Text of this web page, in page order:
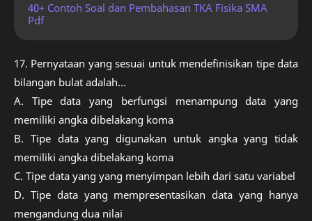
40+ Contoh Soal dan Pembahasan TKA Fisika SMA
Pdf
17. Pernyataan yang sesuai untuk mendefinisikan tipe data
bilangan bulat adalah...
A. Tipe data yang berfungsi menampung data yang
memiliki angka dibelakang koma
B. Tipe data yang digunakan untuk angka yang tidak
memiliki angka dibelakang koma
C. Tipe data yang yang menyimpan lebih dari satu variabel
D. Tipe data yang mempresentasikan data yang hanya
mengandung dua nilai